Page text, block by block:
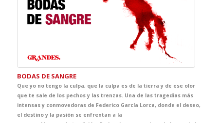
BODAS DE SANGRE
Que yo no tengo la culpa, que la culpa es de la tierra y de ese olor
que te sale de los pechos y las trenzas. Una de las tragedias más
intensas y conmovedoras de Federico García Lorca, donde el deseo,
el destino y la pasión se enfrentan a la